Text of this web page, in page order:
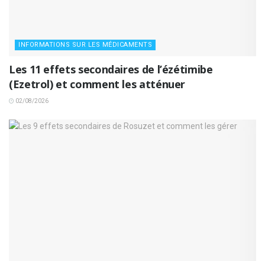
INFORMATIONS SUR LES MÉDICAMENTS
Les 11 effets secondaires de l’ézétimibe
(Ezetrol) et comment les atténuer
02/08/2026